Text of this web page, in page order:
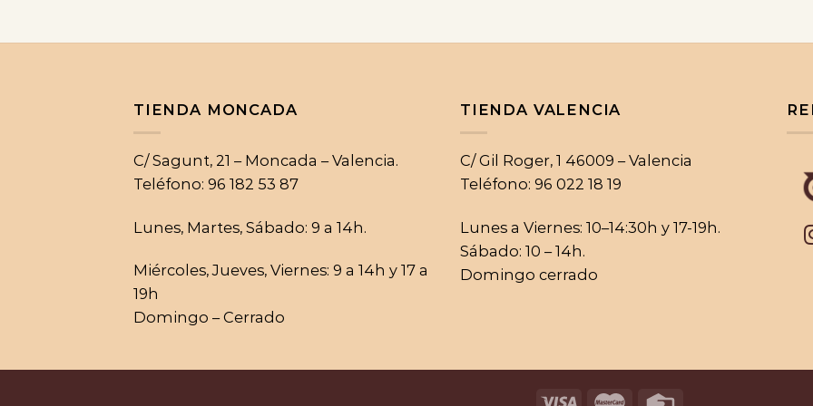
TIENDA MONCADA
C/ Sagunt, 21 – Moncada – Valencia.
Teléfono: 96 182 53 87
Lunes, Martes, Sábado: 9 a 14h.
Miércoles, Jueves, Viernes: 9 a 14h y 17 a
19h
Domingo – Cerrado
TIENDA VALENCIA
C/ Gil Roger, 1 46009 – Valencia
Teléfono: 96 022 18 19
Lunes a Viernes: 10–14:30h y 17-19h.
Sábado: 10 – 14h.
Domingo cerrado